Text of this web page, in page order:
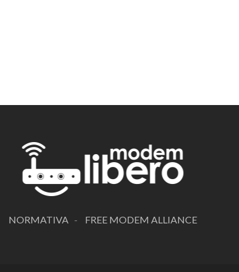
NORMATIVA - FREE MODEM ALLIANCE